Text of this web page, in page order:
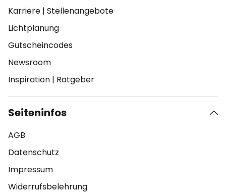
Karriere | Stellenangebote
Lichtplanung
Gutscheincodes
Newsroom
Inspiration | Ratgeber
Seiteninfos
AGB
Datenschutz
Impressum
Widerrufsbelehrung